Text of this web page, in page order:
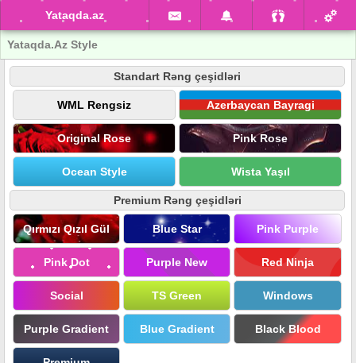
Yataqda.az
Yataqda.Az Style
Standart Rəng çeşidləri
WML Rengsiz Azerbaycan Bayragi
Original Rose Pink Rose
Ocean Style Wista Yaşıl
Premium Rəng çeşidləri
Qırmızı Qızıl Gül Blue Star Pink Purple
Pink Dot Purple New Red Ninja
Social TS Green Windows
Purple Gradient Blue Gradient Black Blood